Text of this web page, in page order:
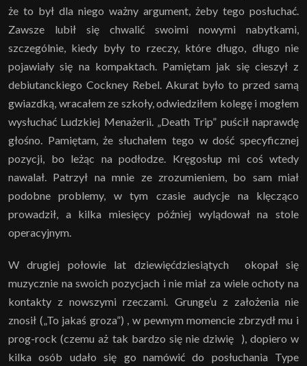
że to był dla niego ważny argument, żeby tego posłuchać.
Zawsze lubił się chwalić swoimi nowymi nabytkami,
szczególnie, kiedy były to rzeczy, które długo, długo nie
pojawiały się na kompaktach. Pamiętam jak się cieszył z
debiutanckiego Cockney Rebel. Akurat było to przed samą
gwiazdką, wracałem ze szkoły, odwiedziłem kolegę i mogłem
wysłuchać Ludzkiej Menażerii. „Death Trip” puścił naprawdę
głośno. Pamiętam, że słuchałem tego w dość specyficznej
pozycji, bo leżąc na podłodze. Kręgosłup mi coś wtedy
nawalał. Patrzył na mnie ze zrozumieniem, bo sam miał
podobne problemy, w tym czasie audycje na klęcząco
prowadził, a kilka miesięcy później wylądował na stole
operacyjnym.
W drugiej połowie lat dziewięćdziesiątych okopał się
muzycznie na swoich pozycjach i nie miał za wiele ochoty na
kontakty z nowszymi rzeczami. Grunge’u z założenia nie
znosił („To jakaś groza”) , w pewnym momencie zbrzydł mu i
prog-rock (czemu aż tak bardzo się nie dziwię ), dopiero w
kilka osób udało się go namówić do posłuchania Type